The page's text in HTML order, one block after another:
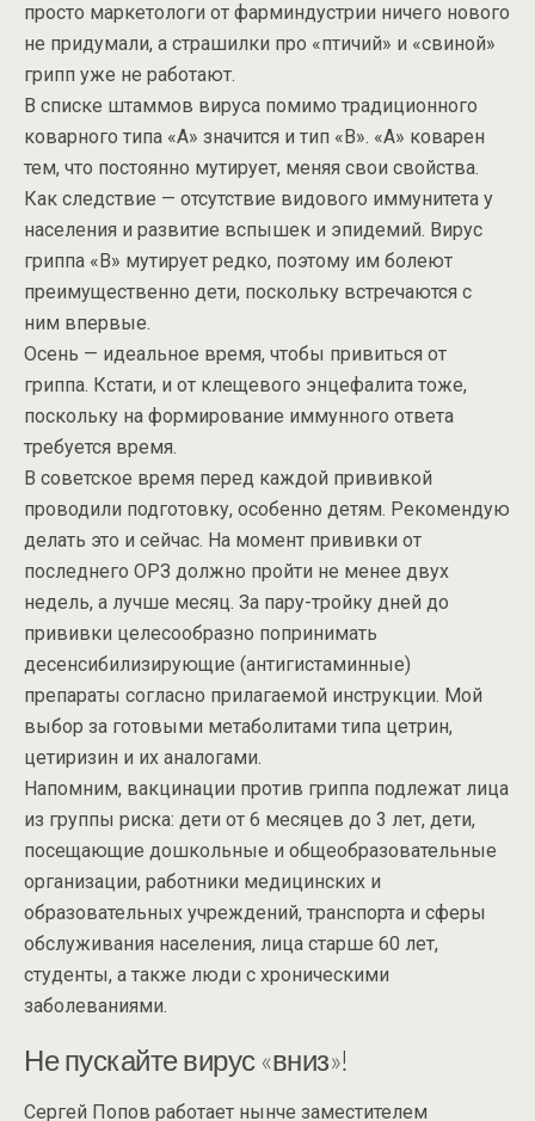
просто маркетологи от фарминдустрии ничего нового
не придумали, а страшилки про «птичий» и «свиной»
грипп уже не работают.
В списке штаммов вируса помимо традиционного
коварного типа «А» значится и тип «В». «А» коварен
тем, что постоянно мутирует, меняя свои свойства.
Как следствие — отсутствие видового иммунитета у
населения и развитие вспышек и эпидемий. Вирус
гриппа «В» мутирует редко, поэтому им болеют
преимущественно дети, поскольку встречаются с
ним впервые.
Осень — идеальное время, чтобы привиться от
гриппа. Кстати, и от клещевого энцефалита тоже,
поскольку на формирование иммунного ответа
требуется время.
В советское время перед каждой прививкой
проводили подготовку, особенно детям. Рекомендую
делать это и сейчас. На момент прививки от
последнего ОРЗ должно пройти не менее двух
недель, а лучше месяц. За пару-тройку дней до
прививки целесообразно попринимать
десенсибилизирующие (антигистаминные)
препараты согласно прилагаемой инструкции. Мой
выбор за готовыми метаболитами типа цетрин,
цетиризин и их аналогами.
Напомним, вакцинации против гриппа подлежат лица
из группы риска: дети от 6 месяцев до 3 лет, дети,
посещающие дошкольные и общеобразовательные
организации, работники медицинских и
образовательных учреждений, транспорта и сферы
обслуживания населения, лица старше 60 лет,
студенты, а также люди с хроническими
заболеваниями.
Не пускайте вирус «вниз»!
Сергей Попов работает нынче заместителем